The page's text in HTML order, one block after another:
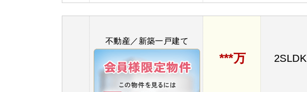
不動産／新築一戸建て
***万 2SLDK